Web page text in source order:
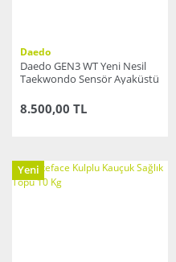
Daedo
Daedo GEN3 WT Yeni Nesil
Taekwondo Sensör Ayaküstü
8.500,00 TL
Yeni